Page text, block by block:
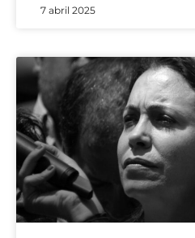
7 abril 2025